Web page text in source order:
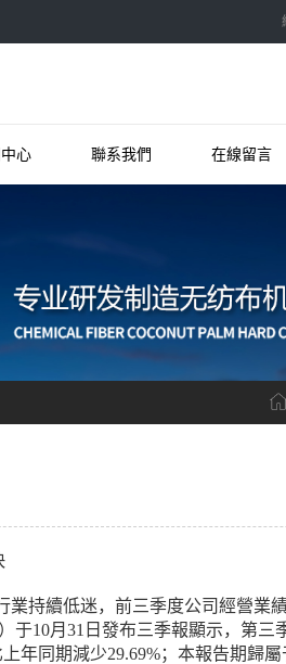
心 聯系我們 在線留言
業持續低迷，前三季度公司經營業
于10月31日發布三季報顯示，第三
年同期減少29.69%；本報告期歸